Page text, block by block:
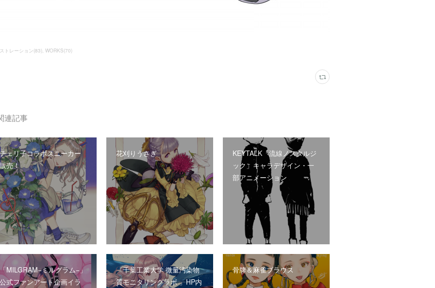
トレーション(83) WORKS(70)
連記事
チェリ子コラボスニーカー
販売！
花刈りうさぎ
KEYTALK「流線ノスタルジ
ック」キャラデザイン・一
部アニメーション
「MILGRAM−ミルグラム−」
公式ファンアート企画イラ
「千葉工業大学 微量汚染物
質モニタリングラボ 」HP内
骨牌＆麻雀ブラウス